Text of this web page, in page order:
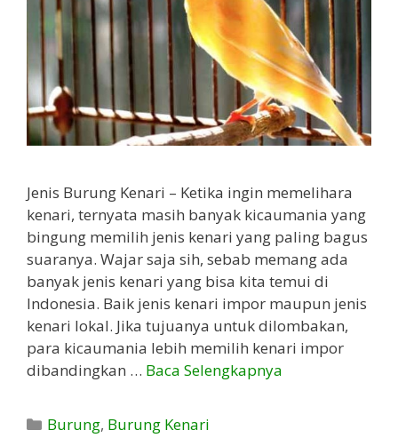
Jenis Burung Kenari – Ketika ingin memelihara
kenari, ternyata masih banyak kicaumania yang
bingung memilih jenis kenari yang paling bagus
suaranya. Wajar saja sih, sebab memang ada
banyak jenis kenari yang bisa kita temui di
Indonesia. Baik jenis kenari impor maupun jenis
kenari lokal. Jika tujuanya untuk dilombakan,
para kicaumania lebih memilih kenari impor
dibandingkan … Baca Selengkapnya
Kategori
Burung, Burung Kenari